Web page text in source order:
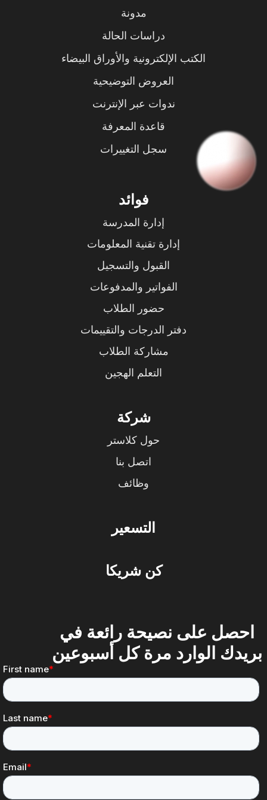
مدونة
دراسات الحالة
الكتب الإلكترونية والأوراق البيضاء
العروض التوضيحية
ندوات عبر الإنترنت
قاعدة المعرفة
سجل التغييرات
فوائد
إدارة المدرسة
إدارة تقنية المعلومات
القبول والتسجيل
الفواتير والمدفوعات
حضور الطلاب
دفتر الدرجات والتقييمات
مشاركة الطلاب
التعلم الهجين
شركة
حول كلاستر
اتصل بنا
وظائف
التسعير
كن شريكا
احصل على نصيحة رائعة في
بريدك الوارد مرة كل أسبوعين